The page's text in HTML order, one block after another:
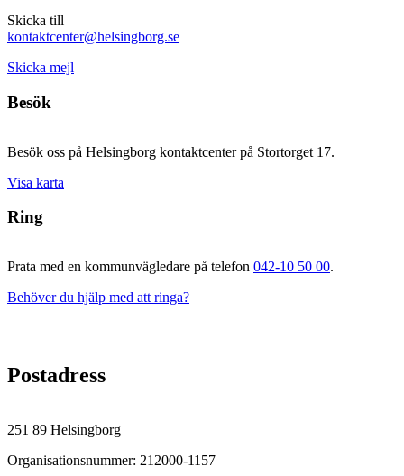
Skicka till
kontaktcenter@helsingborg.se
Skicka mejl
Besök
Besök oss på Helsingborg kontaktcenter på Stortorget 17.
Visa karta
Ring
Prata med en kommunvägledare på telefon 042-10 50 00.
Behöver du hjälp med att ringa?
Postadress
251 89 Helsingborg
Organisationsnummer: 212000-1157